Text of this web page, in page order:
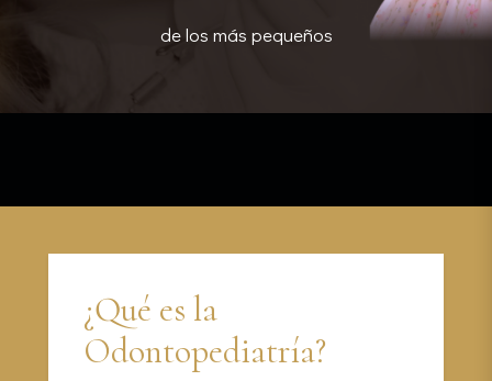
de los más pequeños
¿Qué es la
Odontopediatría?